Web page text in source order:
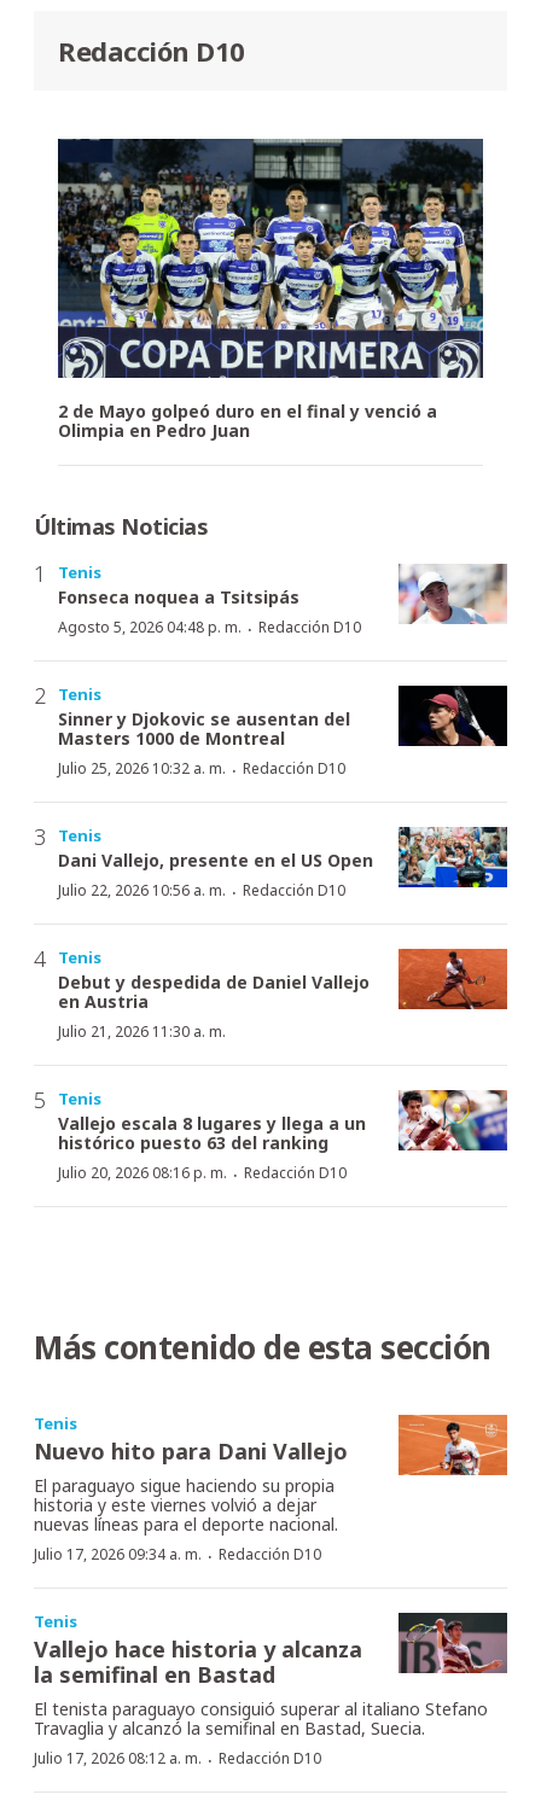
Redacción D10
2 de Mayo golpeó duro en el final y venció a
Olimpia en Pedro Juan
Últimas Noticias
Tenis
Fonseca noquea a Tsitsipás
Agosto 5, 2026 04:48 p. m. · Redacción D10
Tenis
Sinner y Djokovic se ausentan del
Masters 1000 de Montreal
Julio 25, 2026 10:32 a. m. · Redacción D10
Tenis
Dani Vallejo, presente en el US Open
Julio 22, 2026 10:56 a. m. · Redacción D10
Tenis
Debut y despedida de Daniel Vallejo
en Austria
Julio 21, 2026 11:30 a. m.
Tenis
Vallejo escala 8 lugares y llega a un
histórico puesto 63 del ranking
Julio 20, 2026 08:16 p. m. · Redacción D10
Más contenido de esta sección
Tenis
Nuevo hito para Dani Vallejo
El paraguayo sigue haciendo su propia
historia y este viernes volvió a dejar
nuevas líneas para el deporte nacional.
Julio 17, 2026 09:34 a. m. · Redacción D10
Tenis
Vallejo hace historia y alcanza
la semifinal en Bastad
El tenista paraguayo consiguió superar al italiano Stefano
Travaglia y alcanzó la semifinal en Bastad, Suecia.
Julio 17, 2026 08:12 a. m. · Redacción D10